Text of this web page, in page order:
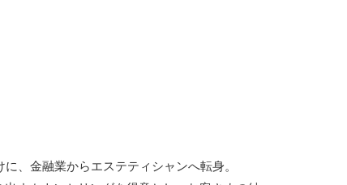
、金融業からエステティシャンへ転身。